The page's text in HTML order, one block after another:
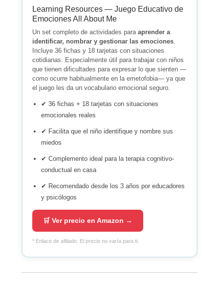
Learning Resources — Juego Educativo de
Emociones All About Me
Un set completo de actividades para aprender a
identificar, nombrar y gestionar las emociones.
Incluye 36 fichas y 18 tarjetas con situaciones
cotidianas. Especialmente útil para trabajar con niños
que tienen dificultades para expresar lo que sienten —
como ocurre habitualmente en la emetofobia— ya que
el juego les da un vocabulario emocional seguro.
✔ 36 fichas + 18 tarjetas con situaciones
emocionales reales
✔ Facilita que el niño identifique y nombre sus
miedos
✔ Complemento ideal para la terapia cognitivo-
conductual en casa
✔ Recomendado desde los 3 años por educadores
y psicólogos
🛒 Ver precio en Amazon →
* Enlace de afiliado. El precio no varía para ti.